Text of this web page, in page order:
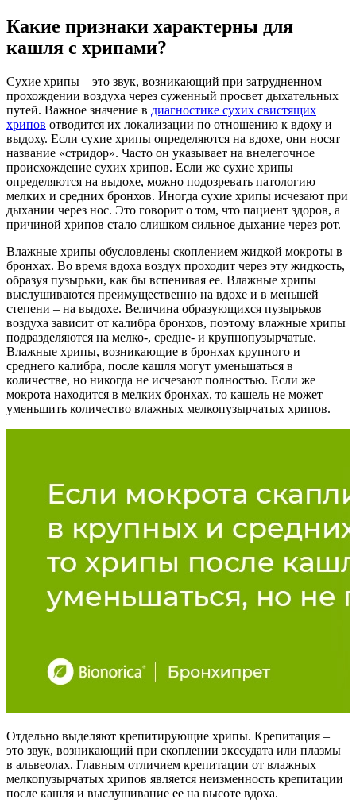
Какие признаки характерны для
кашля с хрипами?
Сухие хрипы – это звук, возникающий при затрудненном
прохождении воздуха через суженный просвет дыхательных
путей. Важное значение в диагностике сухих свистящих
хрипов отводится их локализации по отношению к вдоху и
выдоху. Если сухие хрипы определяются на вдохе, они носят
название «стридор». Часто он указывает на внелегочное
происхождение сухих хрипов. Если же сухие хрипы
определяются на выдохе, можно подозревать патологию
мелких и средних бронхов. Иногда сухие хрипы исчезают при
дыхании через нос. Это говорит о том, что пациент здоров, а
причиной хрипов стало слишком сильное дыхание через рот.
Влажные хрипы обусловлены скоплением жидкой мокроты в
бронхах. Во время вдоха воздух проходит через эту жидкость,
образуя пузырьки, как бы вспенивая ее. Влажные хрипы
выслушиваются преимущественно на вдохе и в меньшей
степени – на выдохе. Величина образующихся пузырьков
воздуха зависит от калибра бронхов, поэтому влажные хрипы
подразделяются на мелко-, средне- и крупнопузырчатые.
Влажные хрипы, возникающие в бронхах крупного и
среднего калибра, после кашля могут уменьшаться в
количестве, но никогда не исчезают полностью. Если же
мокрота находится в мелких бронхах, то кашель не может
уменьшить количество влажных мелкопузырчатых хрипов.
Отдельно выделяют крепитирующие хрипы. Крепитация –
это звук, возникающий при скоплении экссудата или плазмы
в альвеолах. Главным отличием крепитации от влажных
мелкопузырчатых хрипов является неизменность крепитации
после кашля и выслушивание ее на высоте вдоха.